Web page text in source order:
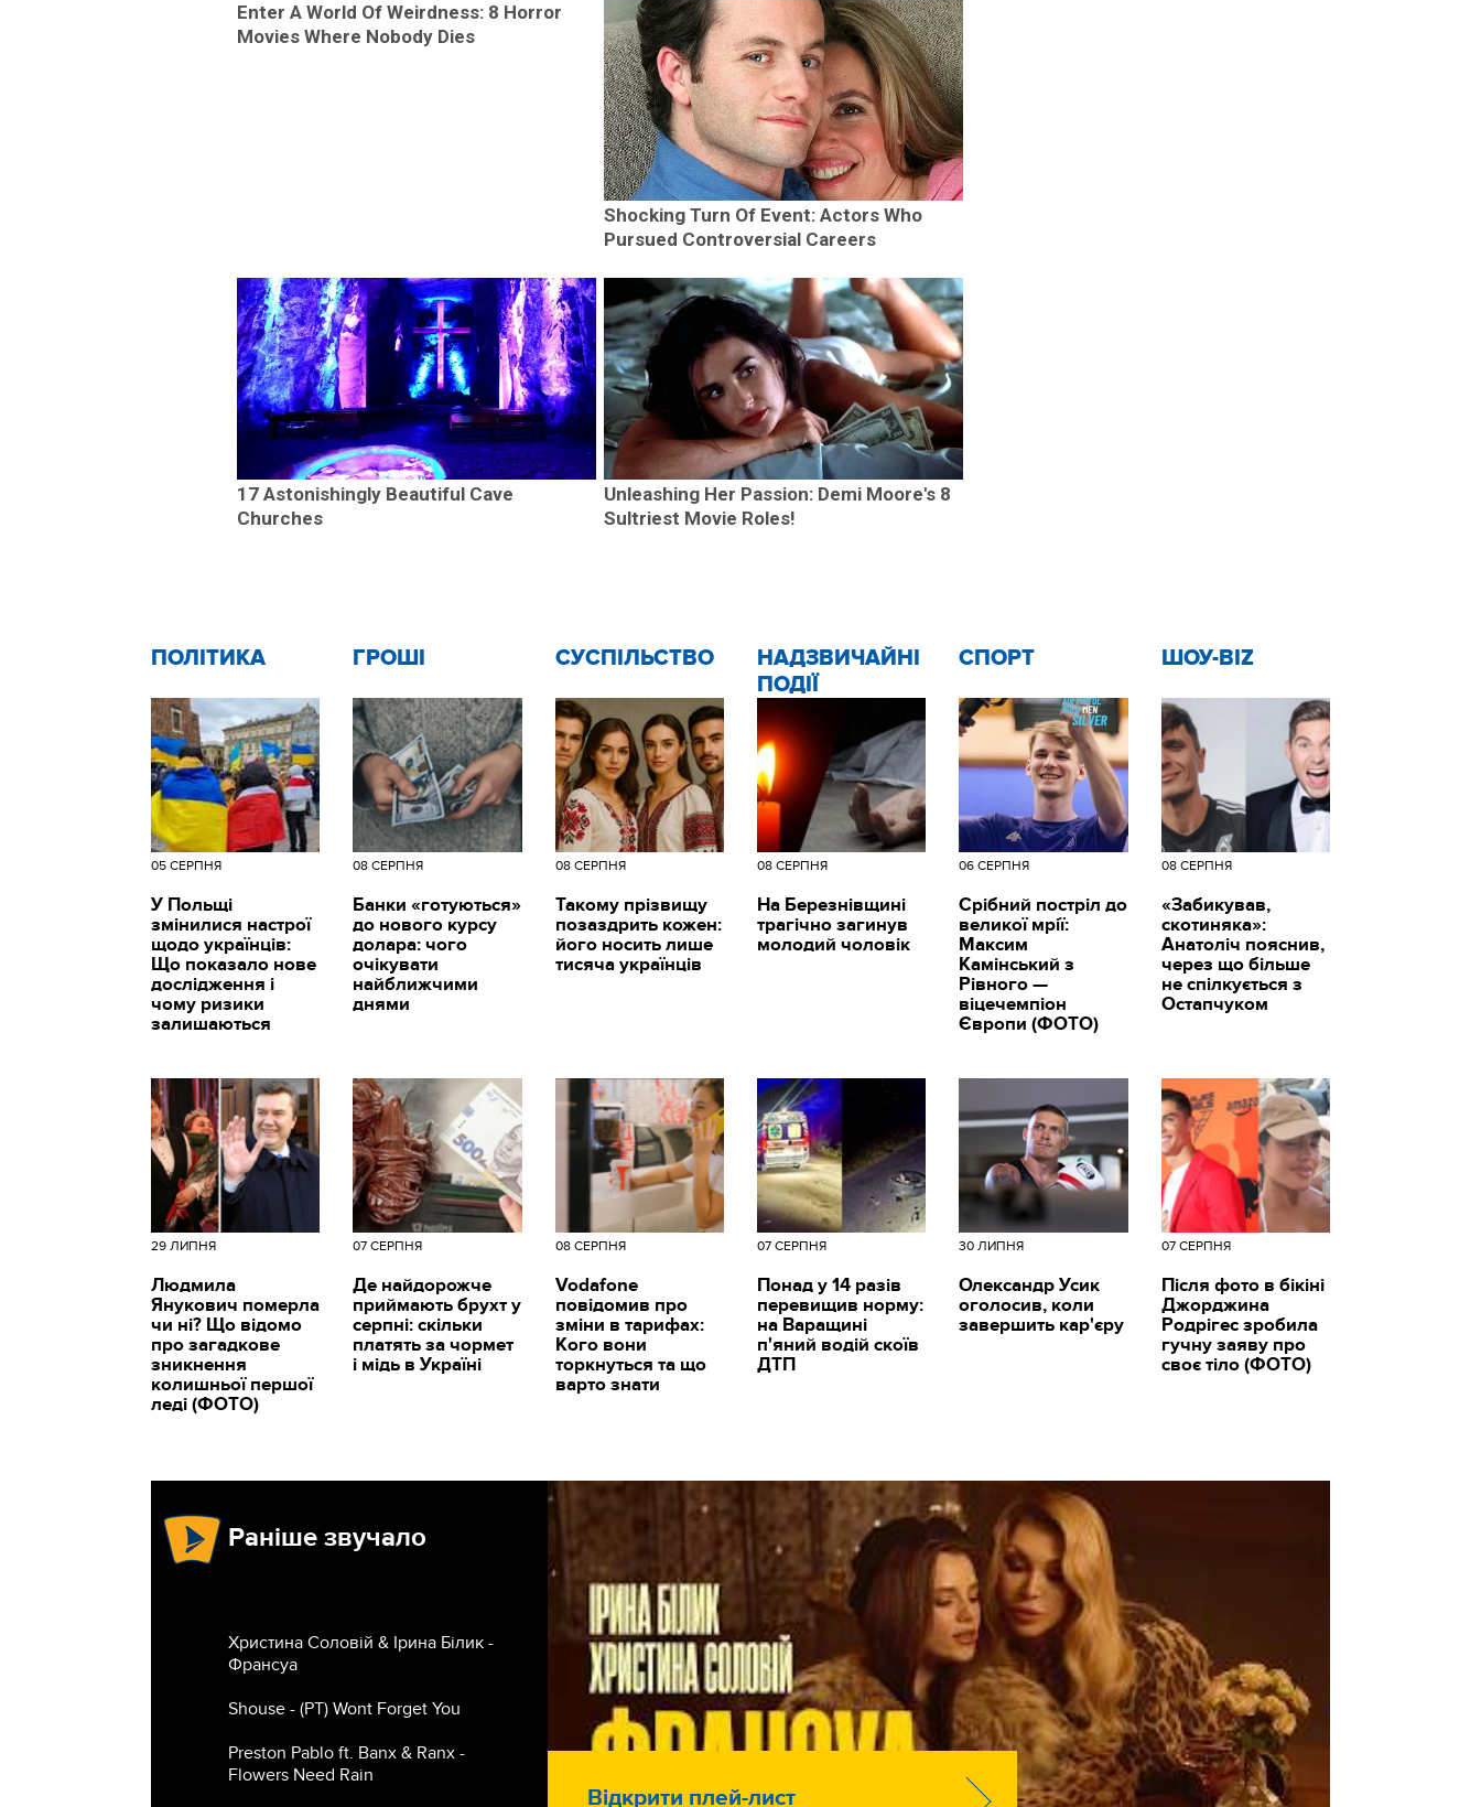
Enter A World Of Weirdness: 8 Horror
Movies Where Nobody Dies
Shocking Turn Of Event: Actors Who
Pursued Controversial Careers
17 Astonishingly Beautiful Cave
Churches
Unleashing Her Passion: Demi Moore's 8
Sultriest Movie Roles!
ПОЛІТИКА
05 СЕРПНЯ
У Польщі
змінилися настрої
щодо українців:
Що показало нове
дослідження і
чому ризики
залишаються
ГРОШІ
08 СЕРПНЯ
Банки «готуються»
до нового курсу
долара: чого
очікувати
найближчими
днями
CУСПІЛЬСТВО
08 СЕРПНЯ
Такому прізвищу
позаздрить кожен:
його носить лише
тисяча українців
НАДЗВИЧАЙНІ
ПОДІЇ
08 СЕРПНЯ
На Березнівщині
трагічно загинув
молодий чоловік
СПОРТ
06 СЕРПНЯ
Срібний постріл до
великої мрії:
Максим
Камінський з
Рівного —
віцечемпіон
Європи (ФОТО)
ШОУ-BIZ
08 СЕРПНЯ
«Забикував,
скотиняка»:
Анатоліч пояснив,
через що більше
не спілкується з
Остапчуком
29 ЛИПНЯ
Людмила
Янукович померла
чи ні? Що відомо
про загадкове
зникнення
колишньої першої
леді (ФОТО)
07 СЕРПНЯ
Де найдорожче
приймають брухт у
серпні: скільки
платять за чормет
і мідь в Україні
08 СЕРПНЯ
Vodafone
повідомив про
зміни в тарифах:
Кого вони
торкнуться та що
варто знати
07 СЕРПНЯ
Понад у 14 разів
перевищив норму:
на Варащині
п'яний водій скоїв
ДТП
30 ЛИПНЯ
Олександр Усик
оголосив, коли
завершить кар'єру
07 СЕРПНЯ
Після фото в бікіні
Джорджина
Родрігес зробила
гучну заяву про
своє тіло (ФОТО)
Раніше звучало
Христина Соловій & Ірина Білик -
Франсуа
Shouse - (РТ) Wont Forget You
Preston Pablo ft. Banx & Ranx -
Flowers Need Rain
Відкрити плей-лист